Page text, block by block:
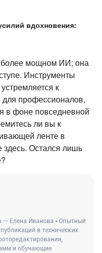
вдохновения:
более мощном ИИ; она
Инструменты
к
для профессионалов,
в фоне повседневной
ли вы к
ленте в
Остался лишь
— Елена Иванова ▪ Опытный
в технических
и обучающие